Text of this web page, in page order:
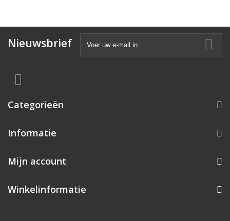
Nieuwsbrief
Categorieën
Informatie
Mijn account
Winkelinformatie